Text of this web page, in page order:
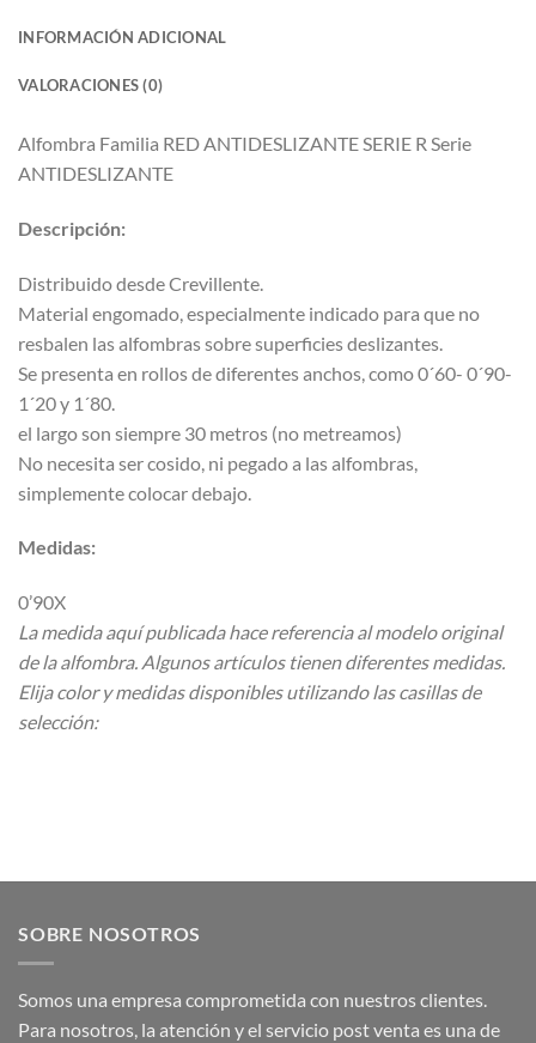
INFORMACIÓN ADICIONAL
VALORACIONES (0)
Alfombra Familia RED ANTIDESLIZANTE SERIE R Serie
ANTIDESLIZANTE
Descripción:
Distribuido desde Crevillente.
Material engomado, especialmente indicado para que no
resbalen las alfombras sobre superficies deslizantes.
Se presenta en rollos de diferentes anchos, como 0´60- 0´90-
1´20 y 1´80.
el largo son siempre 30 metros (no metreamos)
No necesita ser cosido, ni pegado a las alfombras,
simplemente colocar debajo.
Medidas:
0’90X
La medida aquí publicada hace referencia al modelo original
de la alfombra. Algunos artículos tienen diferentes medidas.
Elija color y medidas disponibles utilizando las casillas de
selección:
SOBRE NOSOTROS
Somos una empresa comprometida con nuestros clientes.
Para nosotros, la atención y el servicio post venta es una de